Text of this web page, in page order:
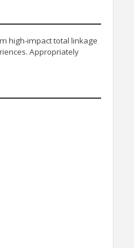
high-impact total linkage
Appropriately